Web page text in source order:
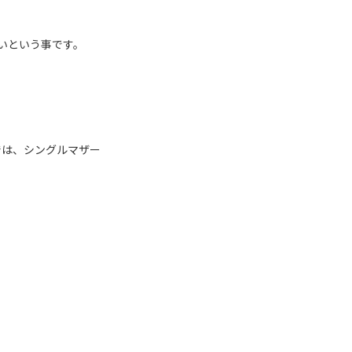
いう事です。
、シングルマザー